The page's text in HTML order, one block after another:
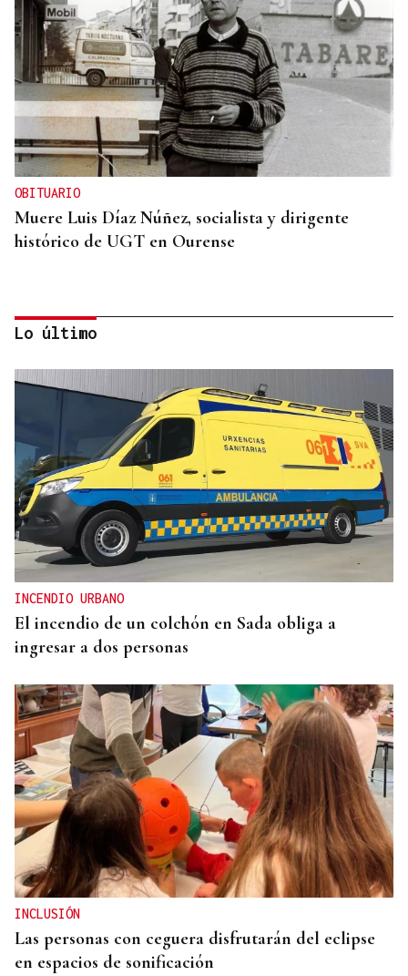
OBITUARIO
Muere Luis Díaz Núñez, socialista y dirigente
histórico de UGT en Ourense
CANEDO
Un herido en la colisión entre dos coches en la
entrada a las termas de Outariz
Lo último
INCENDIO URBANO
El incendio de un colchón en Sada obliga a
ingresar a dos personas
INCLUSIÓN
Las personas con ceguera disfrutarán del eclipse
en espacios de sonificación